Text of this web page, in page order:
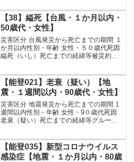
したことから、被災直後から、勤務先の
片付け等に従事。...
【38】縊死【台風・１か月以内・
50歳代・女性】
災害区分 台風発災から死亡までの期間 １
か月以内性別・年齢 女性・５０歳代死因
縊死（いし）死亡までの経緯等被災約３
避難指示を受け自宅近くのアパート２階
に避難。自宅は床...
【能登021】老衰（疑い）【地
震・１週間以内・90歳代・女性】
災害区分 地震発災から死亡までの期間 1
週間以内性別・年齢 女性・9０歳代死因
老衰（疑い）死亡までの経緯等グループ
生。危険なことから、雨の中、担架で近
隣の避難所まで移...
【能登035】新型コロナウイルス
感染症【地震・１か月以内・80歳